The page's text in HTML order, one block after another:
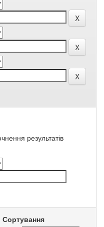
результатів
Сортування